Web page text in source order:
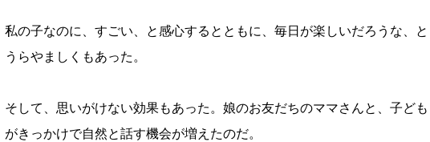
私の子なのに、すごい、と感心するとともに、毎日が楽しいだろうな、と
うらやましくもあった。
そして、思いがけない効果もあった。娘のお友だちのママさんと、子ども
がきっかけで自然と話す機会が増えたのだ。